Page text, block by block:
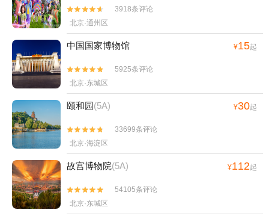


3918条评论
北京·通州区
中国国家博物馆 ¥15起


5925条评论
北京·东城区
颐和园(5A) ¥30起


33699条评论
北京·海淀区
故宫博物院(5A) ¥112起


54105条评论
北京·东城区